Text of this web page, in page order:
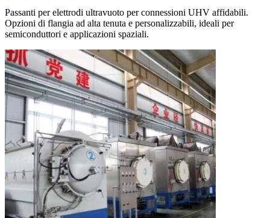
Passanti per elettrodi ultravuoto per connessioni UHV affidabili.
Opzioni di flangia ad alta tenuta e personalizzabili, ideali per
semiconduttori e applicazioni spaziali.